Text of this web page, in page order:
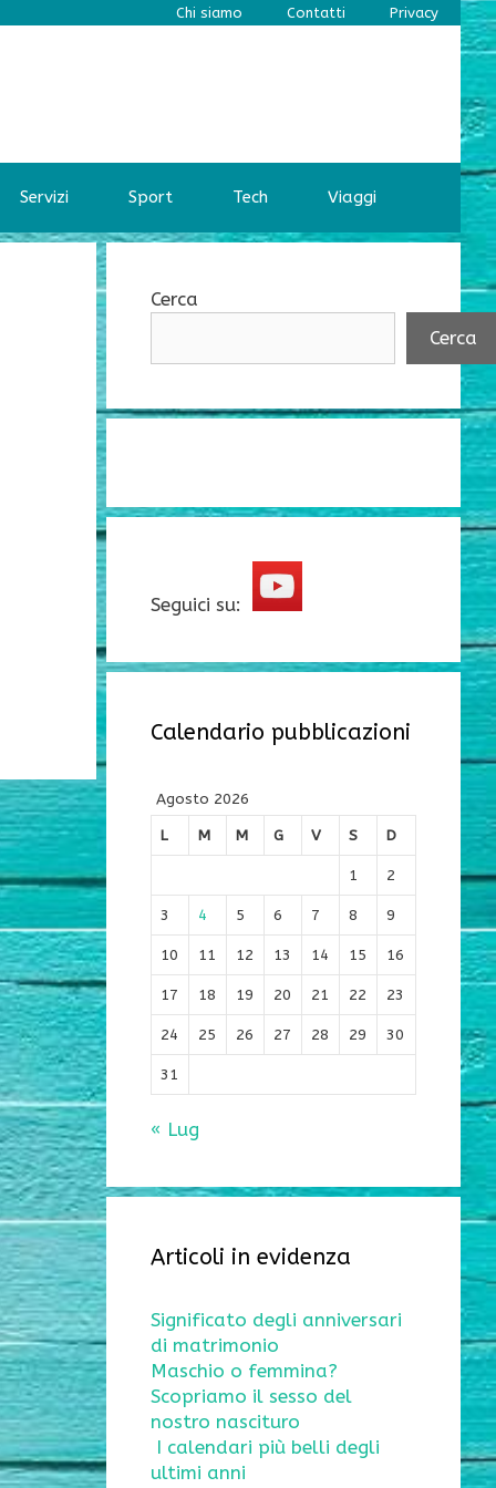
Chi siamo Contatti Privacy
Servizi Sport Tech Viaggi
Cerca
Cerca
Seguici su:
Calendario pubblicazioni
Agosto 2026
L
M M G V S D
1 2
3 4 5 6 7 8 9
10 11 12 13 14 15 16
17 18 19 20 21 22 23
24 25 26 27 28 29 30
31
« Lug
Articoli in evidenza
Significato degli anniversari
di matrimonio
Maschio o femmina?
Scopriamo il sesso del
nostro nascituro
I calendari più belli degli
ultimi anni